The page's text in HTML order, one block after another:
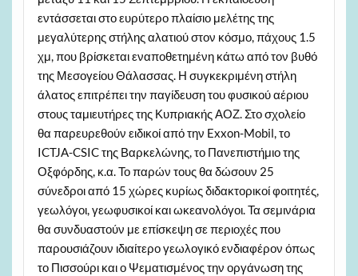
εντάσσεται στο ευρύτερο πλαίσιο μελέτης της
μεγαλύτερης στήλης αλατιού στον κόσμο, πάχους 1.5
χμ, που βρίσκεται εναποθετημένη κάτω από τον βυθό
της Μεσογείου Θάλασσας. Η συγκεκριμένη στήλη
άλατος επιτρέπει την παγίδευση του φυσικού αέριου
στoυς ταμιευτήρες της Κυπριακής ΑΟΖ. Στο σχολείο
θα παρευρεθούν ειδικοί από την Exxon-Mobil, το
ICTJA-CSIC της Βαρκελώνης, το Πανεπιστήμιο της
Οξφόρδης, κ.α. Το παρών τους θα δώσουν 25
σύνεδροι από 15 χώρες κυρίως διδακτορικοί φοιτητές,
γεωλόγοι, γεωφυσικοί και ωκεανολόγοι. Τα σεμινάρια
θα συνδυαστούν με επίσκεψη σε περιοχές που
παρουσιάζουν ιδιαίτερο γεωλογικό ενδιαφέρον όπως
το Πισσούρι και ο Ψεματισμένος την οργάνωση της